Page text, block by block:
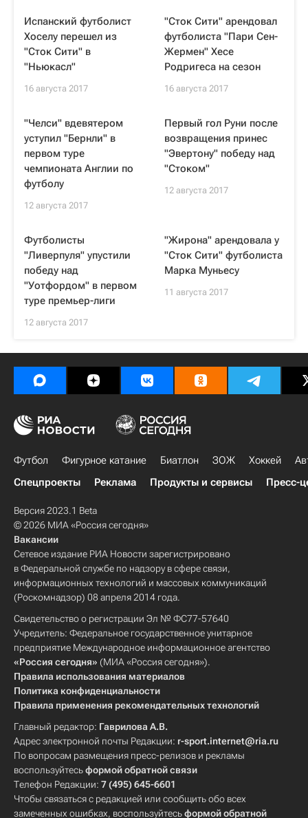
Испанский футболист
Хоселу перешел из
"Сток Сити" в
"Ньюкасл"
16 августа 2017
"Сток Сити" арендовал
футболиста "Пари Сен-
Жермен" Хесе
Родригеса на сезон
16 августа 2017
"Челси" вдевятером
уступил "Бернли" в
первом туре
чемпионата Англии по
футболу
12 августа 2017
Первый гол Руни после
возвращения принес
"Эвертону" победу над
"Стоком"
12 августа 2017
Футболисты
"Ливерпуля" упустили
победу над
"Уотфордом" в первом
туре премьер-лиги
12 августа 2017
"Жирона" арендовала у
"Сток Сити" футболиста
Марка Муньесу
11 августа 2017
Футбол Фигурное катание Биатлон ЗОЖ Хоккей
Спецпроекты
Реклама Продукты и сервисы Пресс-
Версия 2023.1 Beta
© 2026 МИА «Россия сегодня»
Вакансии
Сетевое издание РИА Новости зарегистрировано
в Федеральной службе по надзору в сфере связи,
информационных технологий и массовых коммуникаций
(Роскомнадзор) 08 апреля 2014 года.
Свидетельство о регистрации Эл № ФС77-57640
Учредитель: Федеральное государственное унитарное
предприятие Международное информационное агентство
«Россия сегодня» (МИА «Россия сегодня»).
Правила использования материалов
Политика конфиденциальности
Правила применения рекомендательных технологий
Главный редактор: Гаврилова А.В.
Адрес электронной почты Редакции: r-sport.internet@ria.ru
По вопросам размещения пресс-релизов и рекламы
воспользуйтесьформой обратной связи
Телефон Редакции: 7 (495) 645-6601
Чтобы связаться с редакцией или сообщить обо всех
замеченных ошибках, воспользуйтесьформой обратной